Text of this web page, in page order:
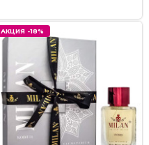
АКЦИЯ -18%